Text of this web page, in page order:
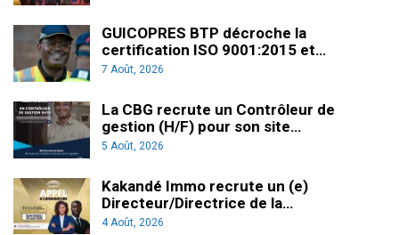
GUICOPRES BTP décroche la
certification ISO 9001:2015 et…
7 Août, 2026
La CBG recrute un Contrôleur de
gestion (H/F) pour son site…
5 Août, 2026
Kakandé Immo recrute un (e)
Directeur/Directrice de la…
4 Août, 2026